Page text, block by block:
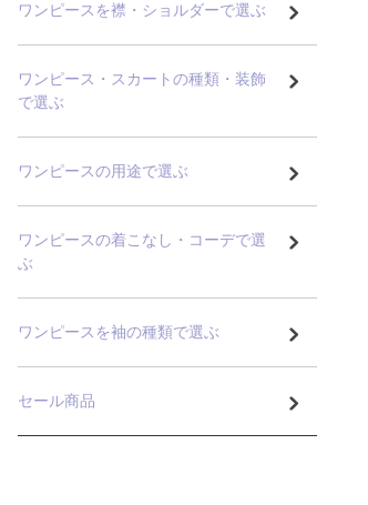
ワンピースを襟・ショルダーで選ぶ
ワンピース・スカートの種類・装飾
で選ぶ
ワンピースの用途で選ぶ
ワンピースの着こなし・コーデで選
ぶ
ワンピースを袖の種類で選ぶ
セール商品